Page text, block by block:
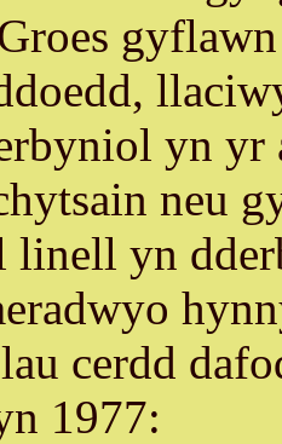
yn
neu
linell yn
cerdd
1977: